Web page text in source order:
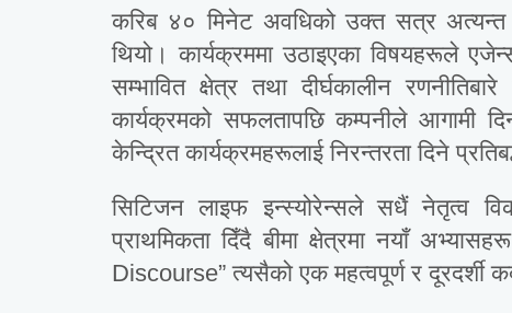
करिब ४० मिनेट अवधिको उक्त सत्र अत्यन्त
थियो। कार्यक्रममा उठाइएका विषयहरूले
सम्भावित क्षेत्र तथा दीर्घकालीन
कार्यक्रमको सफलतापछि कम्पनीले आगामी
केन्द्रित कार्यक्रमहरूलाई निरन्तरता दिने
सिटिजन लाइफ इन्स्योरेन्सले सधैं नेतृत्व
प्राथमिकता दिँदै बीमा क्षेत्रमा नयाँ
Discourse” त्यसैको एक महत्वपूर्ण र दूरदर्शी